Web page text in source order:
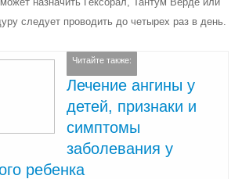
следует проводить до четырех раз в день.
Читайте также:
Лечение ангины у
детей, признаки и
симптомы
заболевания у
ребенка